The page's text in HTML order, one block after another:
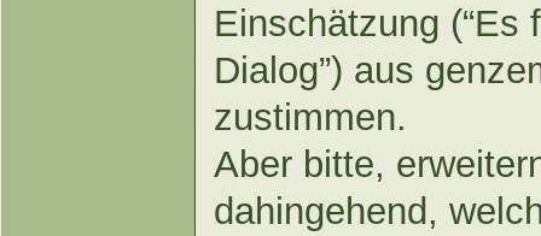
Einschätzung (“Es
Dialog”) aus
zustimmen.
Aber bitte,
dahingehend,